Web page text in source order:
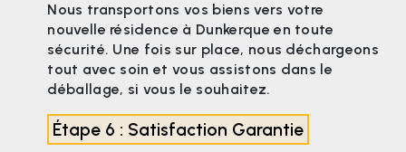
Nous transportons vos biens vers votre
nouvelle résidence à Dunkerque en toute
sécurité. Une fois sur place, nous déchargeons
tout avec soin et vous assistons dans le
déballage, si vous le souhaitez.
Étape 6 : Satisfaction Garantie